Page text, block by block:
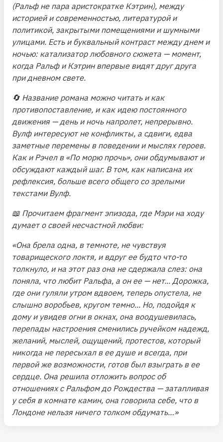
(Ральф не пара аристократке Кэтрин), между
историей и современностью, литературой и
политикой, закрытыми помещениями и шумными
улицами. Есть и буквальный контраст между днем и
ночью: катализатор любовного сюжета — момент,
когда Ральф и Кэтрин впервые видят друг друга
при дневном свете.
🔄 Название романа можно читать и как
противопоставление, и как идею постоянного
движения — день и ночь напролет, непрерывно.
Вулф интересуют не конфликты, а сдвиги, едва
заметные перемены в поведении и мыслях героев.
Как и Рэчел в «По морю прочь», они обдумывают и
обсуждают каждый шаг. В том, как написана их
рефлексия, больше всего общего со зрелыми
текстами Вулф.
📖 Прочитаем фрагмент эпизода, где Мэри на ходу
думает о своей несчастной любви:
«Она брела одна, в темноте, не чувствуя
товарищеского локтя, и вдруг ее будто что-то
толкнуло, и на этот раз она не сдержала слез: она
поняла, что любит Ральфа, а он ее — нет... Дорожка,
где они гуляли утром вдвоем, теперь опустела, не
слышно воробьев, кругом темно... Но, подойдя к
дому и увидев огни в окнах, она воодушевилась,
перепады настроения сменились ручейком надежд,
желаний, мыслей, ощущений, протестов, который
никогда не пересыхал в ее душе и всегда, при
первой же возможности, готов был взыграть в ее
сердце. Она решила отложить вопрос об
отношениях с Ральфом до Рождества — затапливая
у себя в комнате камин, она говорила себе, что в
Лондоне нельзя ничего толком обдумать…»